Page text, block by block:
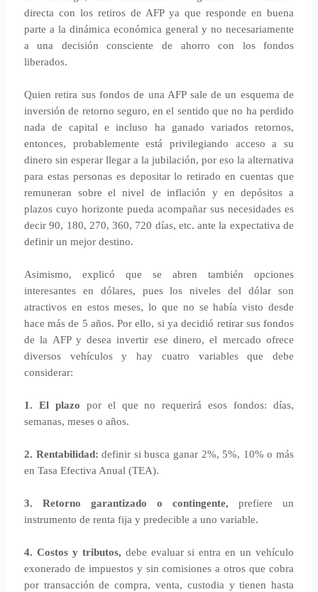
directa con los retiros de AFP ya que responde en buena
parte a la dinámica económica general y no necesariamente
a una decisión consciente de ahorro con los fondos
liberados.
Quien retira sus fondos de una AFP sale de un esquema de
inversión de retorno seguro, en el sentido que no ha perdido
nada de capital e incluso ha ganado variados retornos,
entonces, probablemente está privilegiando acceso a su
dinero sin esperar llegar a la jubilación, por eso la alternativa
para estas personas es depositar lo retirado en cuentas que
remuneran sobre el nivel de inflación y en depósitos a
plazos cuyo horizonte pueda acompañar sus necesidades es
decir 90, 180, 270, 360, 720 días, etc. ante la expectativa de
definir un mejor destino.
Asimismo, explicó que se abren también opciones
interesantes en dólares, pues los niveles del dólar son
atractivos en estos meses, lo que no se había visto desde
hace más de 5 años. Por ello, si ya decidió retirar sus fondos
de la AFP y desea invertir ese dinero, el mercado ofrece
diversos vehículos y hay cuatro variables que debe
considerar:
1. El plazo por el que no requerirá esos fondos: días,
semanas, meses o años.
2. Rentabilidad: definir si busca ganar 2%, 5%, 10% o más
en Tasa Efectiva Anual (TEA).
3. Retorno garantizado o contingente, prefiere un
instrumento de renta fija y predecible a uno variable.
4. Costos y tributos, debe evaluar si entra en un vehículo
exonerado de impuestos y sin comisiones a otros que cobra
por transacción de compra, venta, custodia y tienen hasta